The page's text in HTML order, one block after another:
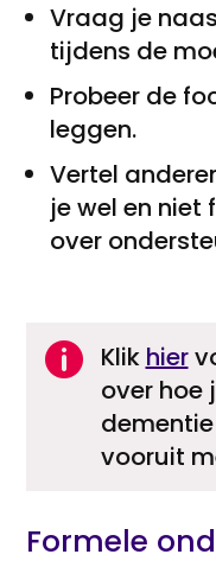
Vraag je
tijdens de
Probeer de
leggen.
Vertel
je wel en
over
 Klik hier
over hoe
vooruit
Formele